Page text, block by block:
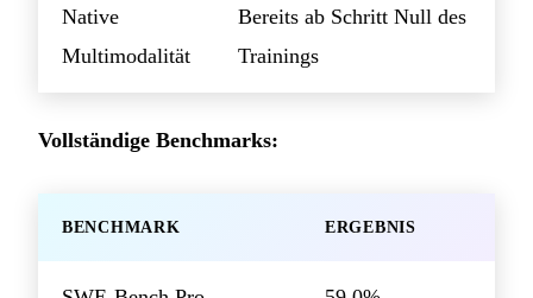
Native
Multimodalität
Bereits ab Schritt Null des
Trainings
Vollständige Benchmarks:
BENCHMARK ERGEBNIS